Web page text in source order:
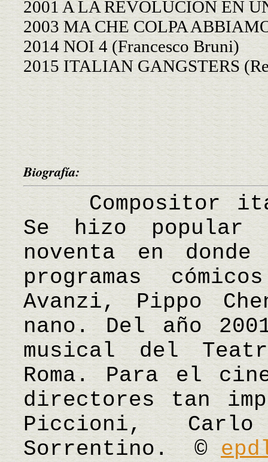
2001 A LA REVOLUCIÓN EN
2003 MA CHE COLPA
2014 NOI 4 (Francesco Bruni)
2015 ITALIAN GANGSTERS
Biografía:
Compositor
Se hizo
noventa en
programas
Avanzi, Pippo
nano. Del año
musical del
Roma. Para el
directores tan
Piccioni,
Sorrentino. ©